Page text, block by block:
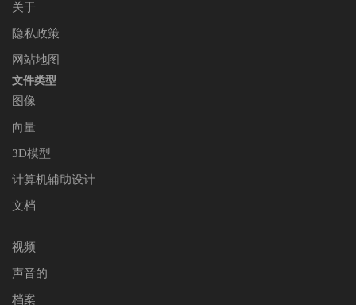
关于
隐私政策
网站地图
文件类型
图像
向量
3D模型
计算机辅助设计
文档
视频
声音的
档案